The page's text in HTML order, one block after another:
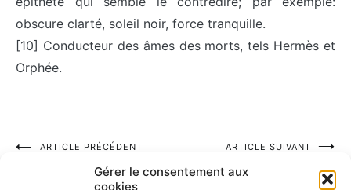
Gérer le consentement aux
cookies
obscure clarté, soleil noir, force tranquille.
[10] Conducteur des âmes des morts, tels Hermès et
Orphée.
Navigation
ARTICLE PRÉCÉDENT
Team Building humour
ARTICLE SUIVANT
Houellebecq commentant un
célèbre passage de